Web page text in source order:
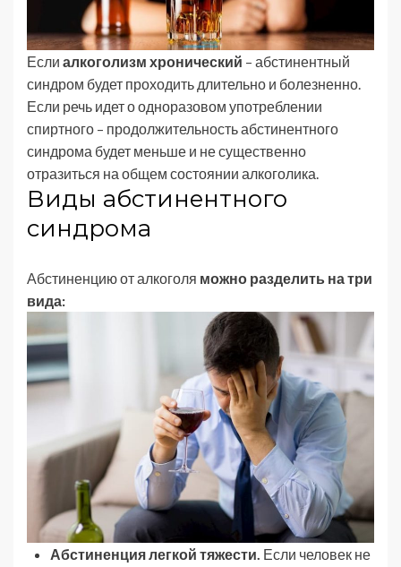
Если алкоголизм хронический – абстинентный
синдром будет проходить длительно и болезненно.
Если речь идет о одноразовом употреблении
спиртного – продолжительность абстинентного
синдрома будет меньше и не существенно
отразиться на общем состоянии алкоголика.
Виды абстинентного
синдрома
Абстиненцию от алкоголя можно разделить на три
вида:
Абстиненция легкой тяжести. Если человек не